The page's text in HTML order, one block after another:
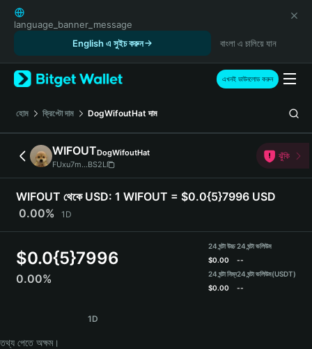
English
日本語
Русский
Español (Latinoamérica)
Türkçe
Italiano
Deutsch
简体中文
繁體中文
Português (Portugal)
Bahasa Indonesia
Español
language_banner_message
English এ সুইচ করুন
বাংলা এ চালিয়ে যান
এখনই ডাউনলোড করুন
হোম ক্রিপ্টো দাম DogWifoutHat দাম
WIFOUTDogWifoutHat
FUxu7m...BS2L
ঝুঁকি
WIFOUT থেকে USD: 1 WIFOUT = $0.0{5}7996 USD
0.00%
1D
$0.0{5}7996
0.00%
24 ঘন্টা উচ্চ
$0.00
24 ঘন্টা নিম্ন
$0.00
24 ঘন্টা ভলিউম
--
24 ঘন্টা ভলিউম(USDT)
--
1D
তথ্য পেতে অক্ষম।